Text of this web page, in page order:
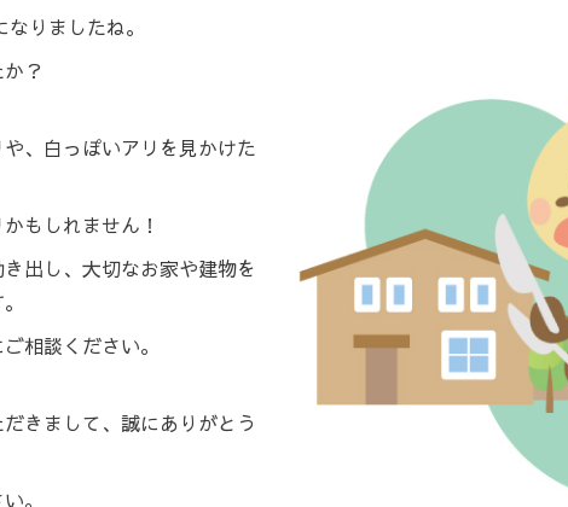
りましたね。
？
、白っぽいアリを見かけた
もしれません！
出し、大切なお家や建物を
相談ください。
きまして、誠にありがとう
。